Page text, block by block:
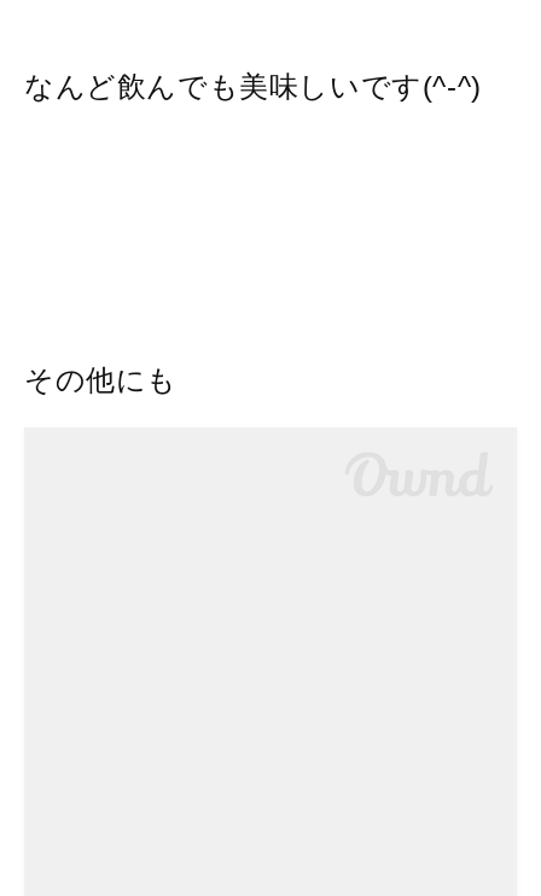
なんど飲んでも美味しいです(^-^)
その他にも